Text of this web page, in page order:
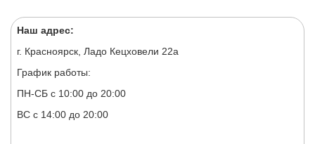
Наш адрес:
г. Красноярск, Ладо Кецховели 22а
График работы:
ПН-СБ с 10:00 до 20:00
ВС с 14:00 до 20:00